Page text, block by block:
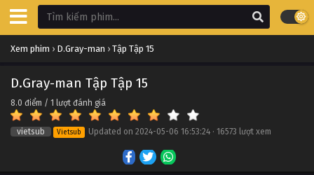
Xem phim › D.Gray-man › Tập Tập 15
D.Gray-man Tập Tập 15
8.0 điểm / 1 lượt đánh giá
vietsub Vietsub Updated on 2024-05-06 16:53:24 · 16573 lượt xem
D.Gray-man Tập Tập 25
Tập Tập 25
D.Gray-man Tập Tập 24
Tập Tập 24
Tập Tập 23